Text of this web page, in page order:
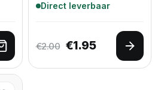
Toevoegen aan winkelwagen
Direct leverbaar
€2.00 Oorspronkelijke
€1.95Huidige prijs
Opties